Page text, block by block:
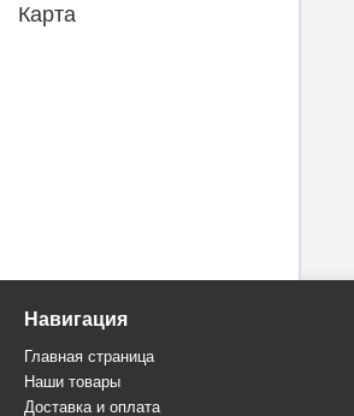
Карта
Навигация
Главная страница
Наши товары
Доставка и оплата